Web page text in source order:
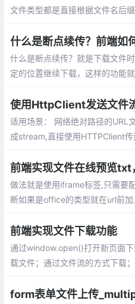
文件类型都是直接根据文件名后缀
上传的是图片文件，如果客户端
文件改为gif后缀的文件，它照样
去。
什么是断点续传？前端如
什么是断点续传？就是下载文件
定的位置继续下载，这样的功能
一段一段地传给后端，后端再按
使用HttpClient发送文件
适用场景： 网络绝对路径的URL
成stream,直接使用HTTPClient
这种需求，所以记录下来以备不
做法就是使用iframe标签,只需要
断如果是office的类型就在url前
前端实现文件下载功能
通过window.open()打开新页面
载文件；通过文件流的方式下载
form表单文件上传